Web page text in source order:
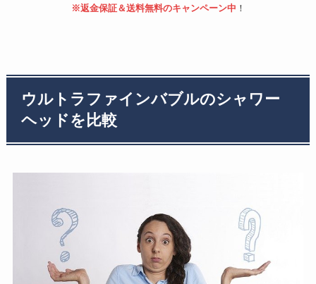
※返金保証＆送料無料のキャンペーン中 ！
ウルトラファインバブルのシャワー
ヘッドを比較